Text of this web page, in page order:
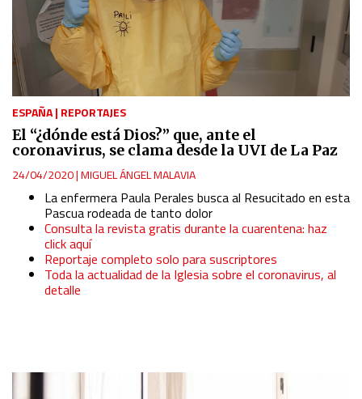
ESPAÑA| REPORTAJES
El “¿dónde está Dios?” que, ante el
coronavirus, se clama desde la UVI de La Paz
24/04/2020|MIGUEL ÁNGEL MALAVIA
La enfermera Paula Perales busca al Resucitado en esta
Pascua rodeada de tanto dolor
Consulta la revista gratis durante la cuarentena: haz
click aquí
Reportaje completo solo para suscriptores
Toda la actualidad de la Iglesia sobre el coronavirus, al
detalle